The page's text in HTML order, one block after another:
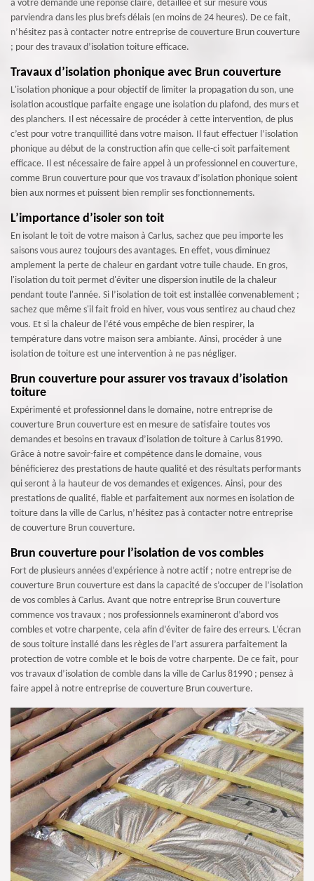
à votre demande une réponse claire, détaillée et sur mesure vous
parviendra dans les plus brefs délais (en moins de 24 heures). De ce fait,
n’hésitez pas à contacter notre entreprise de couverture Brun couverture
; pour des travaux d’isolation toiture efficace.
Travaux d’isolation phonique avec Brun couverture
L'isolation phonique a pour objectif de limiter la propagation du son, une
isolation acoustique parfaite engage une isolation du plafond, des murs et
des planchers. Il est nécessaire de procéder à cette intervention, de plus
c’est pour votre tranquillité dans votre maison. Il faut effectuer l’isolation
phonique au début de la construction afin que celle-ci soit parfaitement
efficace. Il est nécessaire de faire appel à un professionnel en couverture,
comme Brun couverture pour que vos travaux d’isolation phonique soient
bien aux normes et puissent bien remplir ses fonctionnements.
L’importance d’isoler son toit
En isolant le toit de votre maison à Carlus, sachez que peu importe les
saisons vous aurez toujours des avantages. En effet, vous diminuez
amplement la perte de chaleur en gardant votre tuile chaude. En gros,
l'isolation du toit permet d'éviter une dispersion inutile de la chaleur
pendant toute l'année. Si l’isolation de toit est installée convenablement ;
sachez que même s'il fait froid en hiver, vous vous sentirez au chaud chez
vous. Et si la chaleur de l’été vous empêche de bien respirer, la
température dans votre maison sera ambiante. Ainsi, procéder à une
isolation de toiture est une intervention à ne pas négliger.
Brun couverture pour assurer vos travaux d’isolation
toiture
Expérimenté et professionnel dans le domaine, notre entreprise de
couverture Brun couverture est en mesure de satisfaire toutes vos
demandes et besoins en travaux d’isolation de toiture à Carlus 81990.
Grâce à notre savoir-faire et compétence dans le domaine, vous
bénéficierez des prestations de haute qualité et des résultats performants
qui seront à la hauteur de vos demandes et exigences. Ainsi, pour des
prestations de qualité, fiable et parfaitement aux normes en isolation de
toiture dans la ville de Carlus, n’hésitez pas à contacter notre entreprise
de couverture Brun couverture.
Brun couverture pour l’isolation de vos combles
Fort de plusieurs années d’expérience à notre actif ; notre entreprise de
couverture Brun couverture est dans la capacité de s’occuper de l’isolation
de vos combles à Carlus. Avant que notre entreprise Brun couverture
commence vos travaux ; nos professionnels examineront d’abord vos
combles et votre charpente, cela afin d’éviter de faire des erreurs. L’écran
de sous toiture installé dans les règles de l’art assurera parfaitement la
protection de votre comble et le bois de votre charpente. De ce fait, pour
vos travaux d’isolation de comble dans la ville de Carlus 81990 ; pensez à
faire appel à notre entreprise de couverture Brun couverture.